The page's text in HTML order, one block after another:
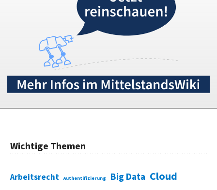
Wichtige Themen
Arbeitsrecht Authentifizierung Big Data Cloud